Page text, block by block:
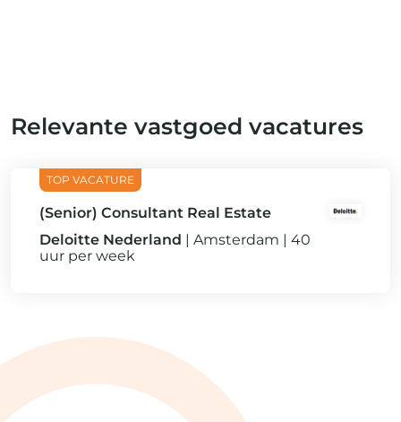
Relevante vastgoed vacatures
(Senior) Consultant Real Estate
Deloitte Nederland
Amsterdam
40
uur per week